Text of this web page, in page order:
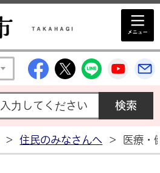
高萩市公式
高萩市公式X
高萩市
高
> 住民のみなさんへ > 医療・